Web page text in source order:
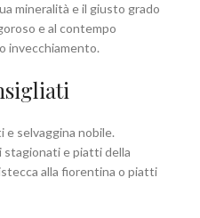
mineralità e il giusto grado
e al contempo
invecchiamento.
e selvaggina nobile.
e piatti della
alla fiorentina o piatti